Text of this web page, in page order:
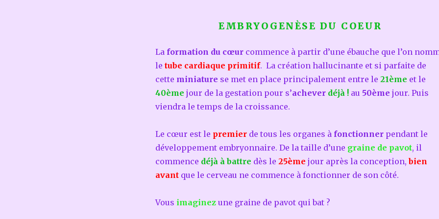
EMBRYOGENÈSE DU COEUR
La formation du cœurcommence à partir d’une ébauche que l’on
le tube cardiaque primitif. La création hallucinante et si parfaite de
cette miniature se met en place principalement entre le 21ème et le
40ème jour de la gestation pour s’achever déjà !au 50ème jour. Puis
viendra le temps de la croissance.
Le cœur est le premierde tous les organes à fonctionnerpendant le
développement embryonnaire. De la taille d’une graine de pavot, il
commence déjà à battre dès le 25ème jour après la conception,bien
avant que le cerveau ne commence à fonctionner de son côté.
Vous imaginez une graine de pavot qui bat ?